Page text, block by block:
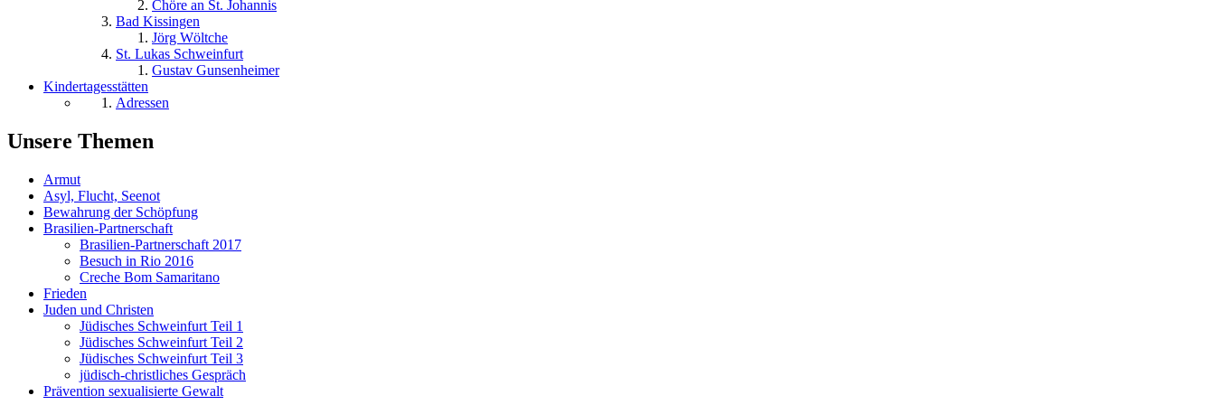
Chöre an St. Johannis
Bad Kissingen
Jörg Wöltche
St. Lukas Schweinfurt
Gustav Gunsenheimer
Kindertagesstätten
Adressen
Unsere Themen
Armut
Asyl, Flucht, Seenot
Bewahrung der Schöpfung
Brasilien-Partnerschaft
Brasilien-Partnerschaft 2017
Besuch in Rio 2016
Creche Bom Samaritano
Frieden
Juden und Christen
Jüdisches Schweinfurt Teil 1
Jüdisches Schweinfurt Teil 2
Jüdisches Schweinfurt Teil 3
jüdisch-christliches Gespräch
Prävention sexualisierte Gewalt